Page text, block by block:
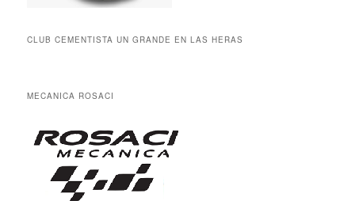
CLUB CEMENTISTA UN GRANDE EN LAS HERAS
MECANICA ROSACI